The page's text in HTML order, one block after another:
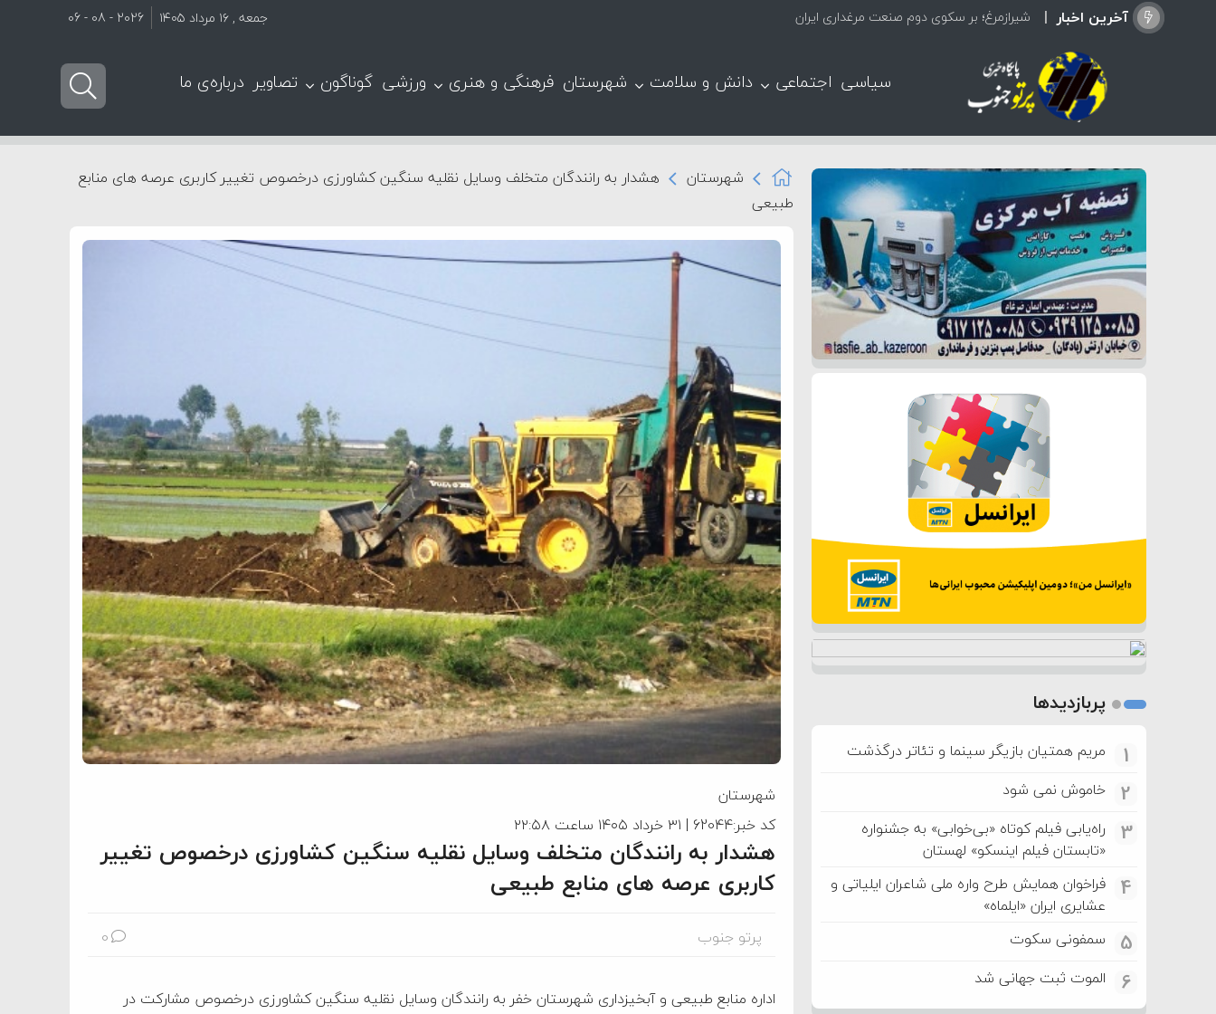
آخرین اخبار شیرازمرغ؛ بر سکوی دوم صنعت مرغداری ایران جمعه , ۱۶ مرداد ۱۴۰۵ 2026 - 08 - 06
سیاسی اجتماعی دانش و سلامت شهرستان فرهنگی و هنری ورزشی گوناگون تصاویر درباره‌ی ما
شهرستان
هشدار به رانندگان متخلف وسایل نقلیه سنگین کشاورزی درخصوص تغییر کاربری عرصه های منابع
طبیعی
شهرستان
کد خبر:62044 | ۳۱ خرداد ۱۴۰۵ ساعت ۲۲:۵۸
هشدار به رانندگان متخلف وسایل نقلیه سنگین کشاورزی درخصوص تغییر
کاربری عرصه های منابع طبیعی
پرتو جنوب 0
اداره منابع طبیعی و آبخیزداری شهرستان خفر به رانندگان وسایل نقلیه سنگین کشاورزی درخصوص مشارکت در
پربازدیدها
1 مریم همتیان بازیگر سینما و تئاتر درگذشت
2 خاموش نمی شود
3
راه‌یابی فیلم کوتاه «بی‌خوابی» به جشنواره
«تابستان فیلم اینسکو» لهستان
4
فراخوان همایش طرح واره ملی شاعران ایلیاتی و
عشایری ایران «ایلماه»
5 سمفونی سکوت
6 الموت ثبت جهانی شد